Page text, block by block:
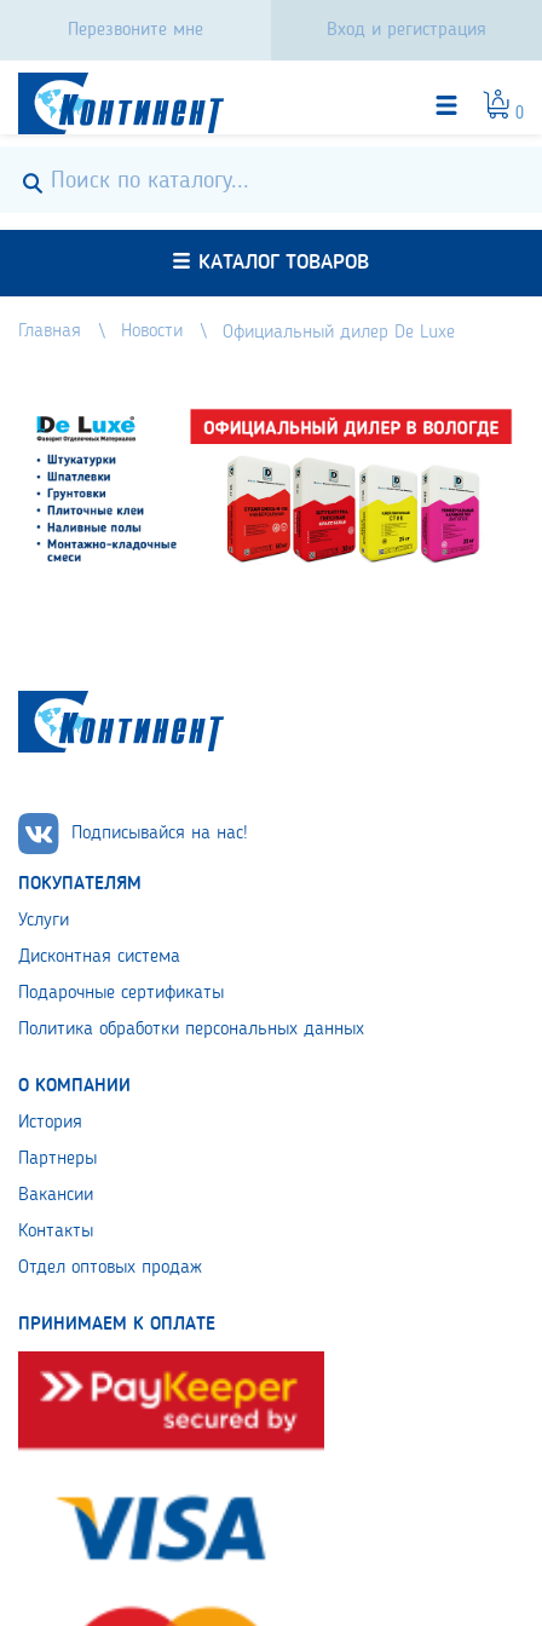
Перезвоните мне Вход и регистрация
0
КАТАЛОГ ТОВАРОВ
Главная Новости Официальный дилер De Luxe
Подписывайся на нас!
ПОКУПАТЕЛЯМ
Услуги
Дисконтная система
Подарочные сертификаты
Политика обработки персональных данных
О КОМПАНИИ
История
Партнеры
Вакансии
Контакты
Отдел оптовых продаж
ПРИНИМАЕМ К ОПЛАТЕ